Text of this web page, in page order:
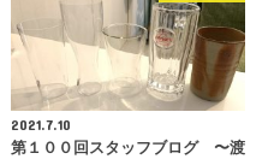
2021.7.10
第１００回スタッフブログ 〜渡